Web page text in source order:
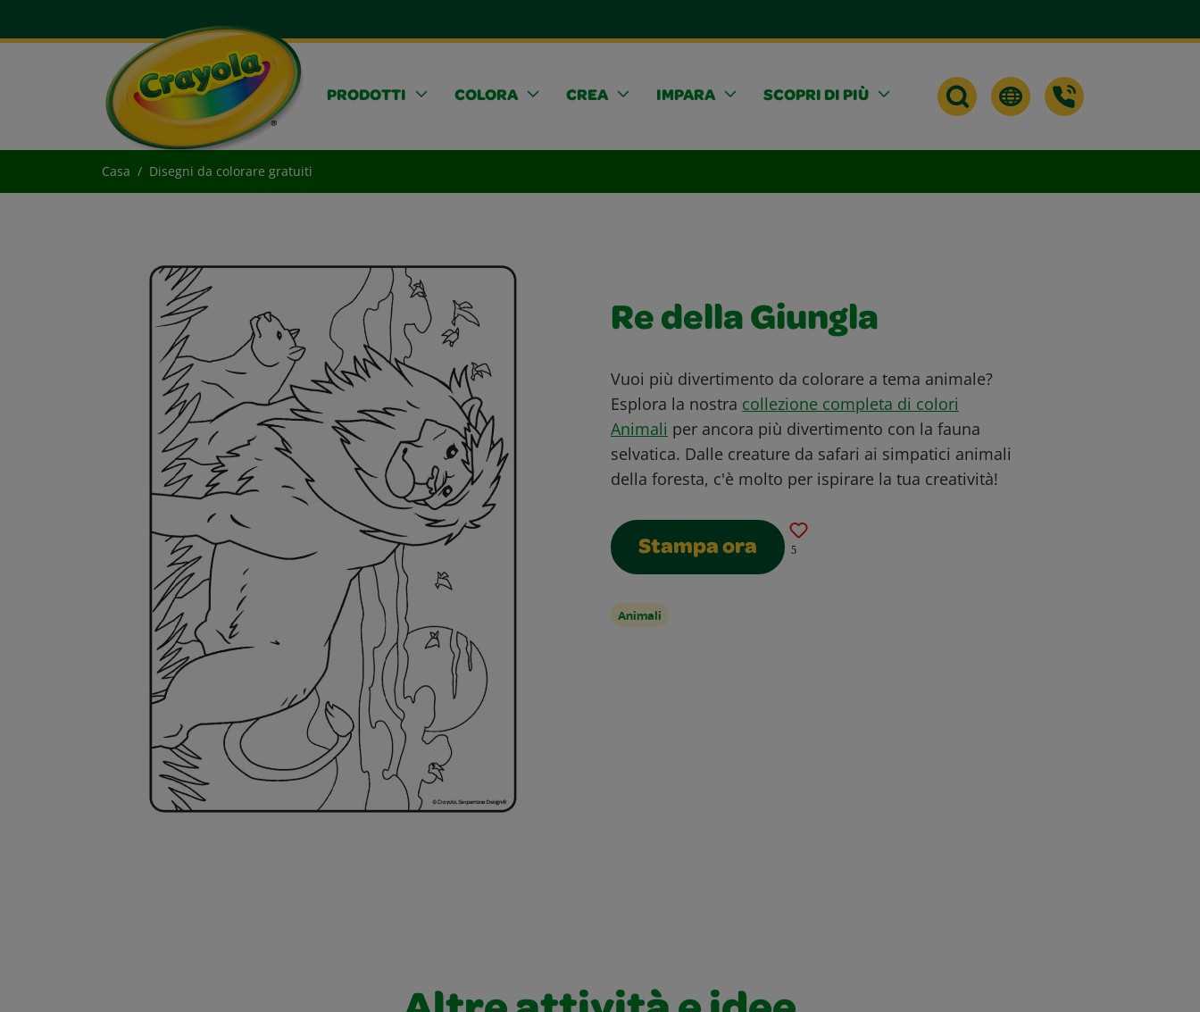
PRODOTTI COLORA CREA IMPARA SCOPRI DI PIÙ
Casa Disegni da colorare gratuiti
Re della Giungla
Vuoi più divertimento da colorare a tema animale?
Esplora la nostra collezione completa di colori
Animali per ancora più divertimento con la fauna
selvatica. Dalle creature da safari ai simpatici animali
della foresta, c'è molto per ispirare la tua creatività!
Stampa ora 5
Animali